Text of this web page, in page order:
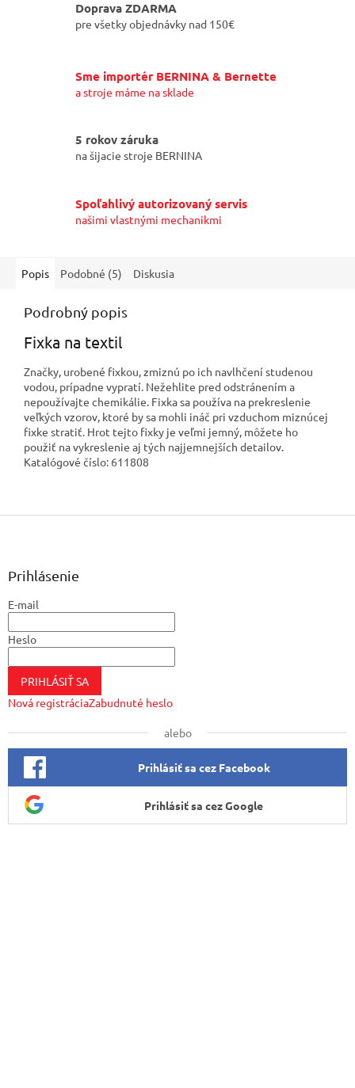
Doprava ZDARMA
pre všetky objednávky nad 150€
Sme importér BERNINA & Bernette
a stroje máme na sklade
5 rokov záruka
na šijacie stroje BERNINA
Spoľahlivý autorizovaný servis
našimi vlastnými mechanikmi
Popis Podobné (5) Diskusia
Podrobný popis
Fixka na textil
Značky, urobené fixkou, zmiznú po ich navlhčení studenou
vodou, prípadne vypratí. Nežehlite pred odstránením a
nepoužívajte chemikálie. Fixka sa používa na prekreslenie
veľkých vzorov, ktoré by sa mohli ináč pri vzduchom miznúcej
fixke stratiť. Hrot tejto fixky je veľmi jemný, môžete ho
použiť na vykreslenie aj tých najjemnejších detailov.
Katalógové číslo: 611808
Z
Prihlásenie
E-mail
Heslo
PRIHLÁSIŤ SA
Nová registráciaZabudnuté heslo
alebo
Prihlásiť sa cez Facebook
Prihlásiť sa cez Google